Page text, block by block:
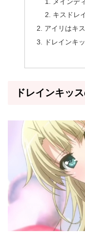
キスドレ
アイリはキ
ドレインキ
ドレインキッ